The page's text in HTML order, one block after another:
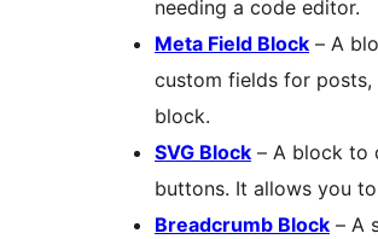
needing a code editor.
Meta Field Block – A
custom fields for posts,
block.
SVG Block – A block to
buttons. It allows you
Breadcrumb Block – A